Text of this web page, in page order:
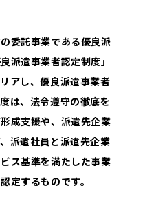
委託事業である優良派
派遣事業者認定制度」
アし、優良派遣事業者
は、法令遵守の徹底を
成支援や、派遣先企業
派遣社員と派遣先企業
ス基準を満たした事業
定するものです。